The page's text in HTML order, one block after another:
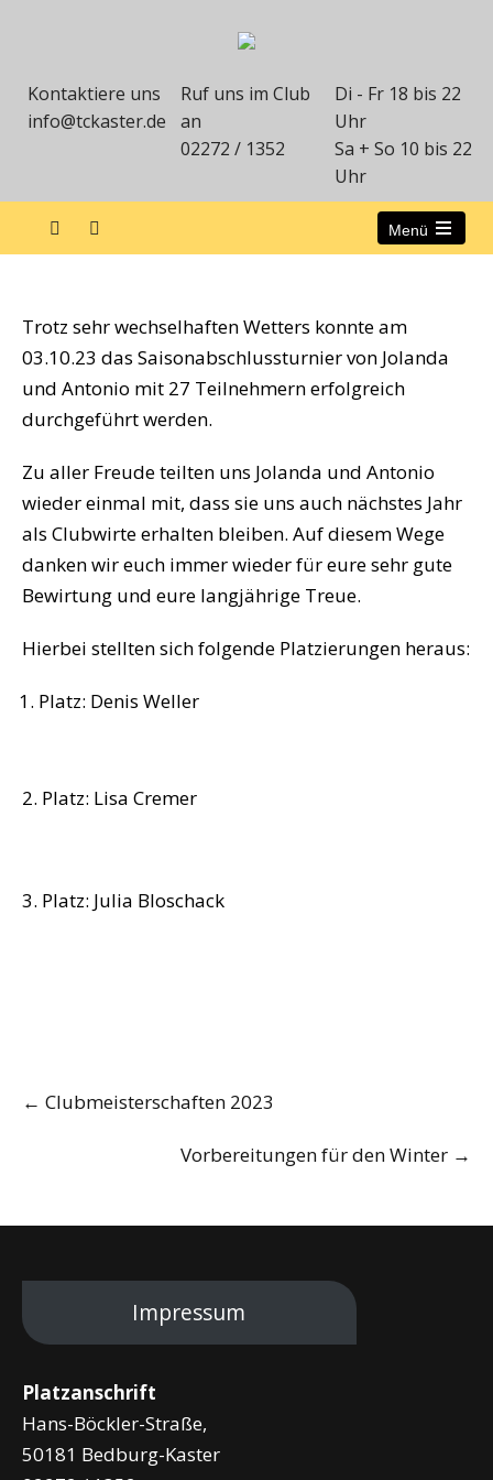
Kontaktiere uns
info@tckaster.de
Ruf uns im Club
an
02272 / 1352
Di - Fr 18 bis 22
Uhr
Sa + So 10 bis 22
Uhr
Menü
Trotz sehr wechselhaften Wetters konnte am
03.10.23 das Saisonabschlussturnier von Jolanda
und Antonio mit 27 Teilnehmern erfolgreich
durchgeführt werden.
Zu aller Freude teilten uns Jolanda und Antonio
wieder einmal mit, dass sie uns auch nächstes Jahr
als Clubwirte erhalten bleiben. Auf diesem Wege
danken wir euch immer wieder für eure sehr gute
Bewirtung und eure langjährige Treue.
Hierbei stellten sich folgende Platzierungen heraus:
Platz: Denis Weller
2. Platz: Lisa Cremer
3. Platz: Julia Bloschack
Post
navigation
← Clubmeisterschaften 2023
Vorbereitungen für den Winter →
Impressum
Platzanschrift
Hans-Böckler-Straße,
50181 Bedburg-Kaster